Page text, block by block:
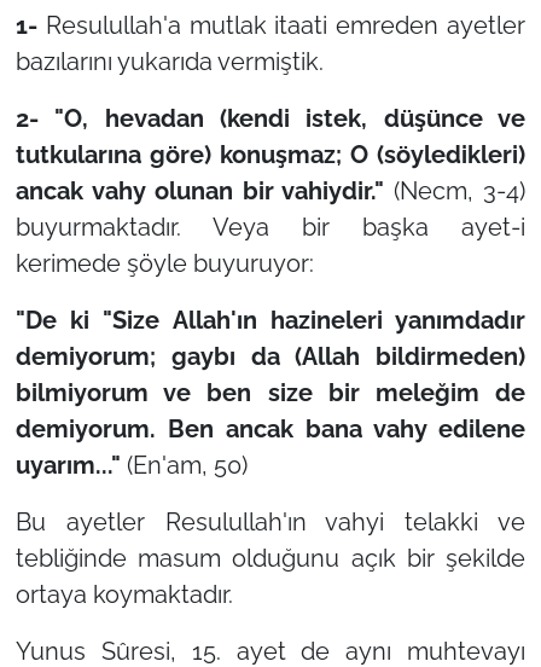
1- Resulullah'a mutlak itaati emreden ayetler
bazılarını yukarıda vermiştik.
2- "O, hevadan (kendi istek, düşünce ve
tutkularına göre) konuşmaz; O (söyledikleri)
ancak vahy olunan bir vahiydir." (Necm, 3-4)
buyurmaktadır. Veya bir başka ayet-i
kerimede şöyle buyuruyor:
"De ki "Size Allah'ın hazineleri yanımdadır
demiyorum; gaybı da (Allah bildirmeden)
bilmiyorum ve ben size bir meleğim de
demiyorum. Ben ancak bana vahy edilene
uyarım..." (En'am, 50)
Bu ayetler Resulullah'ın vahyi telakki ve
tebliğinde masum olduğunu açık bir şekilde
ortaya koymaktadır.
Yunus Sûresi, 15. ayet de aynı muhtevayı